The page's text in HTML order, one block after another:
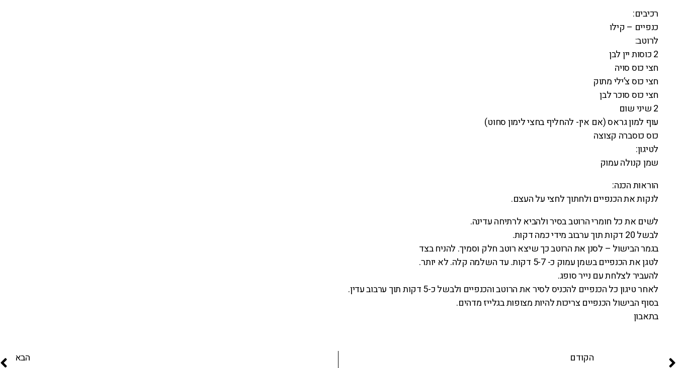
רכיבים:
כנפיים – קילו
לרוטב:
2 כוסות יין לבן
חצי כוס סויה
חצי כוס צ’ילי מתוק
חצי כוס סוכר לבן
2 שיני שום
עוף למון גראס (אם אין- להחליף בחצי לימון סחוט)
כוס כוסברה קצוצה
לטיגון:
שמן קנולה עמוק
הוראות הכנה:
לנקות את הכנפיים ולחתוך לחצי על העצם.
לשים את כל חומרי הרוטב בסיר ולהביא לרתיחה עדינה.
לבשל 20 דקות תוך ערבוב מידי כמה דקות.
בגמר הבישול – לסנן את הרוטב כך שיצא רוטב חלק וסמיך. להניח בצד
לטגן את הכנפיים בשמן עמוק כ- 5-7 דקות. עד השלמה קלה. לא יותר.
להעביר לצלחת עם נייר סופג.
לאחר טיגון כל הכנפיים להכניס לסיר את הרוטב והכנפיים ולבשל כ-5 דקות תוך ערבוב עדין.
בסוף הבישול הכנפיים צריכות להיות מצופות בגלייז מדהים.
בתאבון
הקודם
הבא